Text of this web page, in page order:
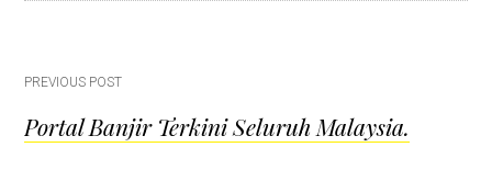
Post
navigation
PREVIOUS POST
Portal Banjir Terkini Seluruh Malaysia.